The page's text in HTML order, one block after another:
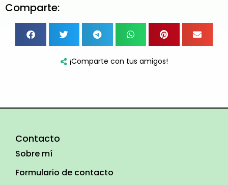
Comparte:
¡Comparte con tus amigos!
Contacto
Sobre mí
Formulario de contacto